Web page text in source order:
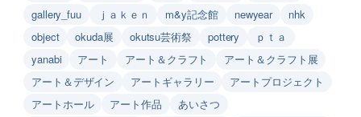
gallery_fuu
ｊａｋｅｎ m&y記念館 newyear
nhk
object
okuda展 okutsu芸術祭 pottery
ｐｔａ
yanabi
アート アート＆クラフト
アート＆クラフト展
アート＆デザイン
アートギャラリー
アートプロジェクト
アートホール
アート作品
あいさつ